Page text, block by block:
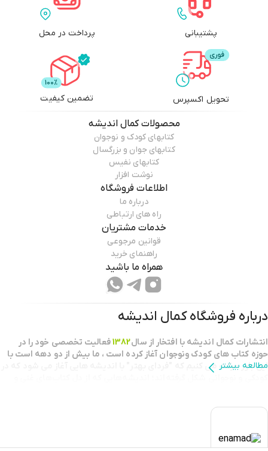
پشتیبانی پرداخت در محل
تحویل اکسپرس تضمین کیفیت
محصولاتکمال اندیشه
کتابهای کودک و نوجوان
کتابهای جوان و بزرگسال
کتابهای نفیس
نوشت افزار
اطلاعات فروشگاه
درباره ما
راه های ارتباطی
خدمات مشتریان
قوانین مرجوعی
راهنمای خرید
همراه ما باشید
درباره فروشگاهکمال اندیشه
انتشارات كمال انديشه با افتخار از سال1382فعاليت تخصصي خود را در
حوزه كتاب هاي كودك ونوجوان آغاز كرده است ، ما بيش از دو دهه است با
اين باور حركت مي كنيم كه "فرداي بهتر" با انديشه هايي آغاز مي شود كه در
بعنوان يك نقطه عطف در طرح تابستانه خانه کتاب
هستيم.این افتخار، گواهی بر کیفیت خدمات، تعهد به جامعه فرهنگی و
مطالعه بیشتر